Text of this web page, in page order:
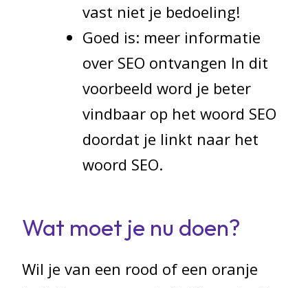
vast niet je bedoeling!
Goed is: meer informatie
over SEO ontvangen In dit
voorbeeld word je beter
vindbaar op het woord SEO
doordat je linkt naar het
woord SEO.
Wat moet je nu doen?
Wil je van een rood of een oranje